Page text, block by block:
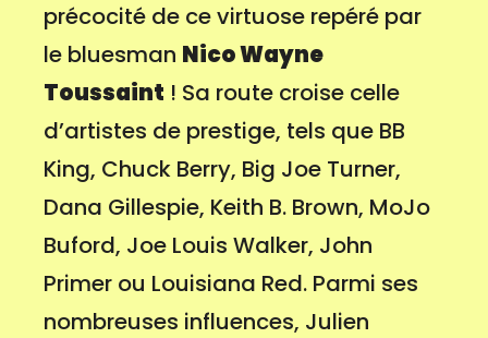
précocité de ce virtuose repéré par
le bluesman Nico Wayne
Toussaint ! Sa route croise celle
d’artistes de prestige, tels que BB
King, Chuck Berry, Big Joe Turner,
Dana Gillespie, Keith B. Brown, MoJo
Buford, Joe Louis Walker, John
Primer ou Louisiana Red. Parmi ses
nombreuses influences, Julien